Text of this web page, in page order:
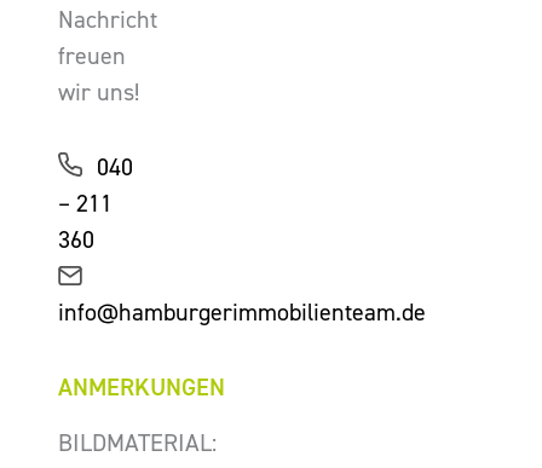
Nachricht
freuen
wir uns!
040
– 211
360
info@hamburgerimmobilienteam.de
ANMERKUNGEN
BILDMATERIAL: